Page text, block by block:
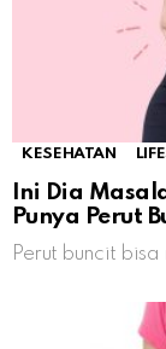
KESEHATAN
Ini Dia
Punya Perut
Perut buncit